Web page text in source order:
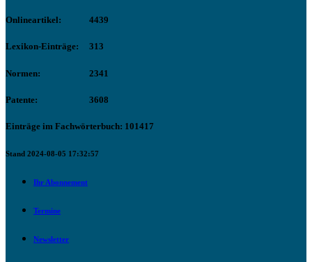
Onlineartikel: 4439
Lexikon-Einträge: 313
Normen: 2341
Patente: 3608
Einträge im Fachwörterbuch: 101417
Stand 2024-08-05 17:32:57
Ihr Abonnement
Termine
Newsletter